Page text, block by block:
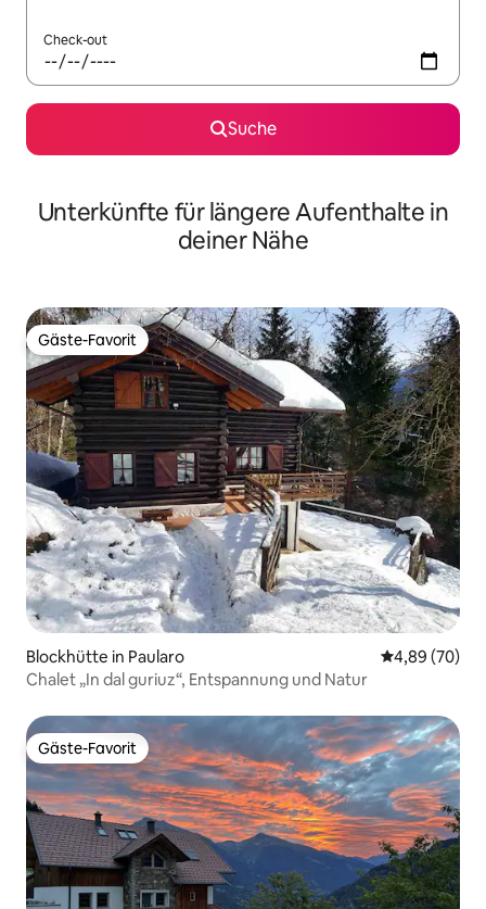
Check-out
Suche
Unterkünfte für längere Aufenthalte in
deiner Nähe
Gäste-Favorit
Gäste-Favorit
Blockhütte in Paularo
4,89 (70)
Chalet „In dal guriuz“, Entspannung und Natur
Gäste-Favorit
Gäste-Favorit